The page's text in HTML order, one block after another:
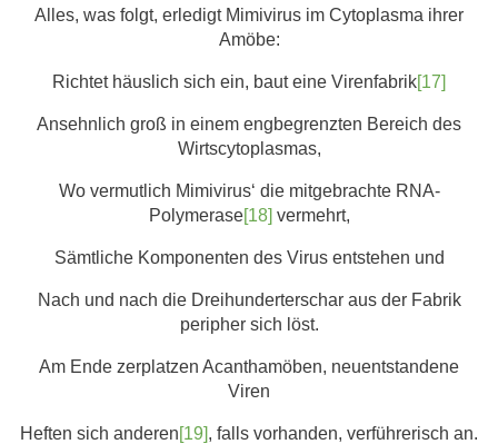
Alles, was folgt, erledigt Mimivirus im Cytoplasma ihrer
Amöbe:
Richtet häuslich sich ein, baut eine Virenfabrik[17]
Ansehnlich groß in einem engbegrenzten Bereich des
Wirtscytoplasmas,
Wo vermutlich Mimivirus‘ die mitgebrachte RNA-
Polymerase[18] vermehrt,
Sämtliche Komponenten des Virus entstehen und
Nach und nach die Dreihunderterschar aus der Fabrik
peripher sich löst.
Am Ende zerplatzen Acanthamöben, neuentstandene
Viren
Heften sich anderen[19], falls vorhanden, verführerisch an.